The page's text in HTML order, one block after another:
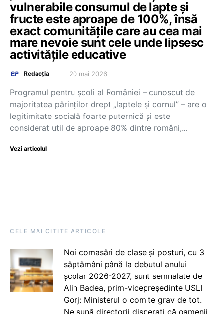
vulnerabile consumul de lapte și
fructe este aproape de 100%, însă
exact comunitățile care au cea mai
mare nevoie sunt cele unde lipsesc
activitățile educative
Redacția 20 mai 2026
Programul pentru școli al României – cunoscut de
majoritatea părinților drept „laptele și cornul” – are o
legitimitate socială foarte puternică și este
considerat util de aproape 80% dintre români,…
Vezi articolul
CELE MAI CITITE ARTICOLE
Noi comasări de clase și posturi, cu 3
săptămâni până la debutul anului
școlar 2026-2027, sunt semnalate de
Alin Badea, prim-vicepreședinte USLI
Gorj: Ministerul o comite grav de tot.
Ne sună directorii disperați că oamenii